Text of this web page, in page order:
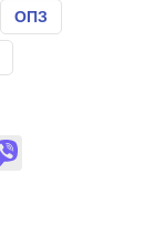
ОПЗ